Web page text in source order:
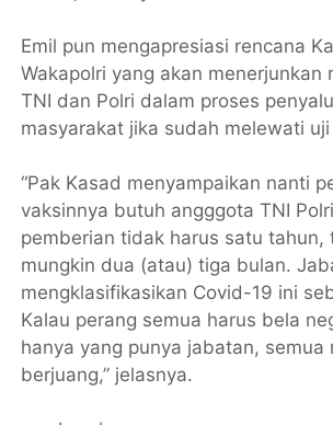
Emil pun mengapresiasi rencana
Wakapolri yang akan menerjunkan
TNI dan Polri dalam proses
masyarakat jika sudah melewati uji
“Pak Kasad menyampaikan nanti
vaksinnya butuh angggota TNI
pemberian tidak harus satu tahun,
mungkin dua (atau) tiga bulan.
mengklasifikasikan Covid-19 ini
Kalau perang semua harus bela
hanya yang punya jabatan, semua
berjuang,” jelasnya.